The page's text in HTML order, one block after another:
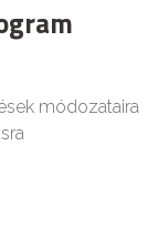
módozataira